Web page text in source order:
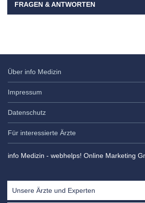
FRAGEN & ANTWORTEN
Über info Medizin
Impressum
Datenschutz
Für interessierte Ärzte
info Medizin - webhelps! Online Marketing
Unsere Ärzte und Experten